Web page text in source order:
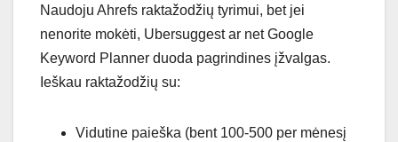
Naudoju Ahrefs raktažodžių tyrimui, bet jei
nenorite mokėti, Ubersuggest ar net Google
Keyword Planner duoda pagrindines įžvalgas.
Ieškau raktažodžių su:
Vidutine paieška (bent 100-500 per mėnesį